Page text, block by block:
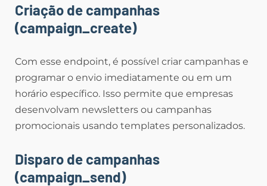
Criação de campanhas
(campaign_create)
Com esse endpoint, é possível criar campanhas e
programar o envio imediatamente ou em um
horário específico. Isso permite que empresas
desenvolvam newsletters ou campanhas
promocionais usando templates personalizados.
Disparo de campanhas
(campaign_send)